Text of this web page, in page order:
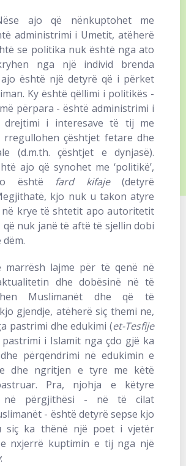
ajo që nënkuptohet me
administrimi i Umetit, atëherë
se politika nuk është nga ato
nga një individ brenda
është një detyrë që i përket
Ky është qëllimi i politikës -
përpara - është administrimi i
drejtimi i interesave të tij me
rregullohen çështjet fetare dhe
(d.m.th. çështjet e dynjasë).
ajo që synohet me ‘politikë’,
është fard kifaje(detyrë
kjo nuk u takon atyre
në krye të shtetit apo autoritetit
që nuk janë të aftë të sjellin dobi
marrësh lajme për të qenë në
dhe dobësinë në të
Muslimanët dhe që të
gjendje, atëherë siç themi ne,
pastrimi dhe edukimi (et-Tesfije
pastrimi i Islamit nga çdo gjë ka
përqëndrimi në edukimin e
dhe ngritjen e tyre me këtë
Pra, njohja e këtyre
në përgjithësi - në të cilat
- është detyrë sepse kjo
siç ka thënë një poet i vjetër
nxjerrë kuptimin e tij nga një
: